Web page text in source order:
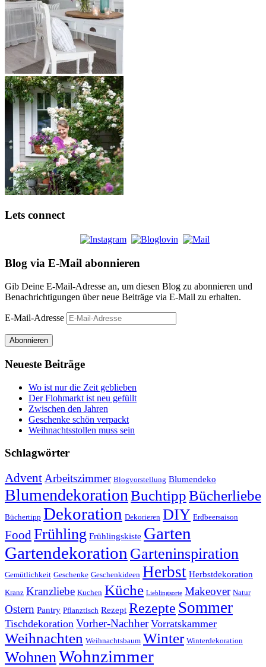
Lets connect
Blog via E-Mail abonnieren
Gib Deine E-Mail-Adresse an, um diesen Blog zu abonnieren und
Benachrichtigungen über neue Beiträge via E-Mail zu erhalten.
E-Mail-Adresse
Abonnieren
Neueste Beiträge
Wo ist nur die Zeit geblieben
Der Flohmarkt ist neu gefüllt
Zwischen den Jahren
Geschenke schön verpackt
Weihnachtsstollen muss sein
Schlagwörter
Advent Arbeitszimmer Blogvorstellung Blumendeko
Blumendekoration BuchtippBücherliebe
Büchertipp Dekoration Dekorieren DIY Erdbeersaison
FoodFrühling Frühlingskiste Garten
Gartendekoration Garteninspiration
Gemütlichkeit Geschenke Geschenkideen Herbst Herbstdekoration
Kranz Kranzliebe Kuchen Küche Lieblingsorte Makeover Natur
Ostern Pantry Pflanztisch Rezept Rezepte Sommer
Tischdekoration Vorher-Nachher Vorratskammer
Weihnachten Weihnachtsbaum Winter Winterdekoration
WohnenWohnzimmer